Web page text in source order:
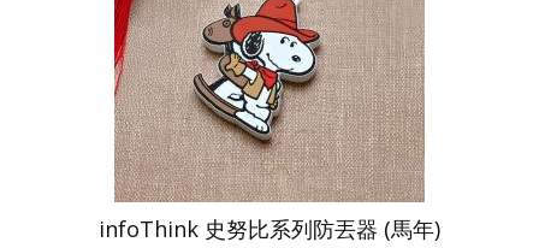
infoThink 史努比系列防丟器 (馬年)